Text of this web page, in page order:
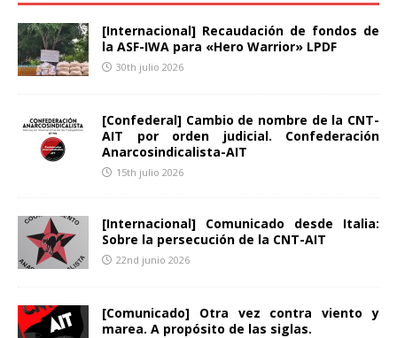
[Internacional] Recaudación de fondos de
la ASF-IWA para «Hero Warrior» LPDF
30th julio 2026
[Confederal] Cambio de nombre de la CNT-
AIT por orden judicial. Confederación
Anarcosindicalista-AIT
15th julio 2026
[Internacional] Comunicado desde Italia:
Sobre la persecución de la CNT-AIT
22nd junio 2026
[Comunicado] Otra vez contra viento y
marea. A propósito de las siglas.